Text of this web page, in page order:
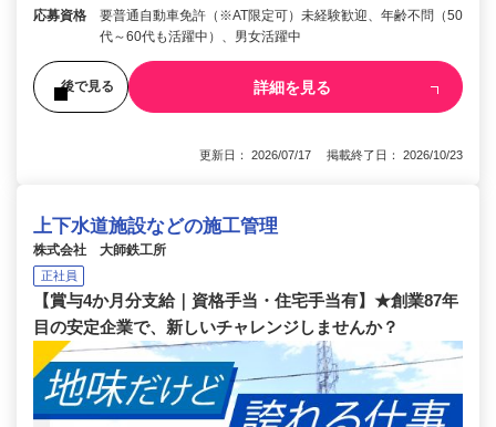
応募資格
要普通自動車免許（※AT限定可）未経験歓迎、年齢不問（50
代～60代も活躍中）、男女活躍中
後で見る 詳細を見る
更新日： 2026/07/17 掲載終了日： 2026/10/23
上下水道施設などの施工管理
株式会社 大師鉄工所
正社員
【賞与4か月分支給｜資格手当・住宅手当有】★創業87年
目の安定企業で、新しいチャレンジしませんか？